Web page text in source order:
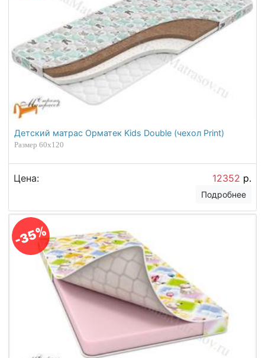
Детский матрас Орматек Kids Double (чехол Print)
Размер 60х120
Цена: 12352 р.
Подробнее
-35%